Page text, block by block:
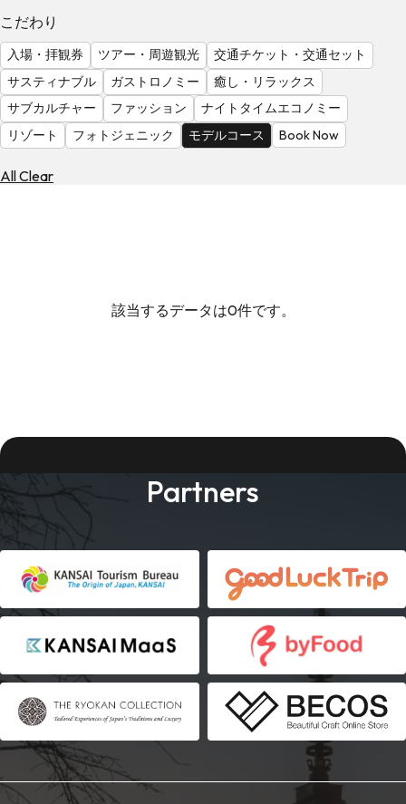
調
べ
る
天
気
を
見
る
こだわり
入場・拝観券 ツアー・周遊観光
交通チケット・交通セット
サスティナブル
ガストロノミー
癒し・リラックス
サブカルチャー
ファッション
ナイトタイムエコノミー
リゾート
フォトジェニック モデルコース Book Now
All Clear
該当するデータは0件です。
Partners